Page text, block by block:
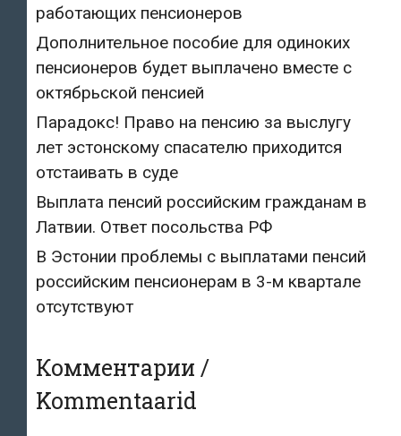
работающих пенсионеров
Дополнительное пособие для одиноких
пенсионеров будет выплачено вместе с
октябрьской пенсией
Парадокс! Право на пенсию за выслугу
лет эстонскому спасателю приходится
отстаивать в суде
Выплата пенсий российским гражданам в
Латвии. Ответ посольства РФ
В Эстонии проблемы с выплатами пенсий
российским пенсионерам в 3-м квартале
отсутствуют
Комментарии /
Kommentaarid